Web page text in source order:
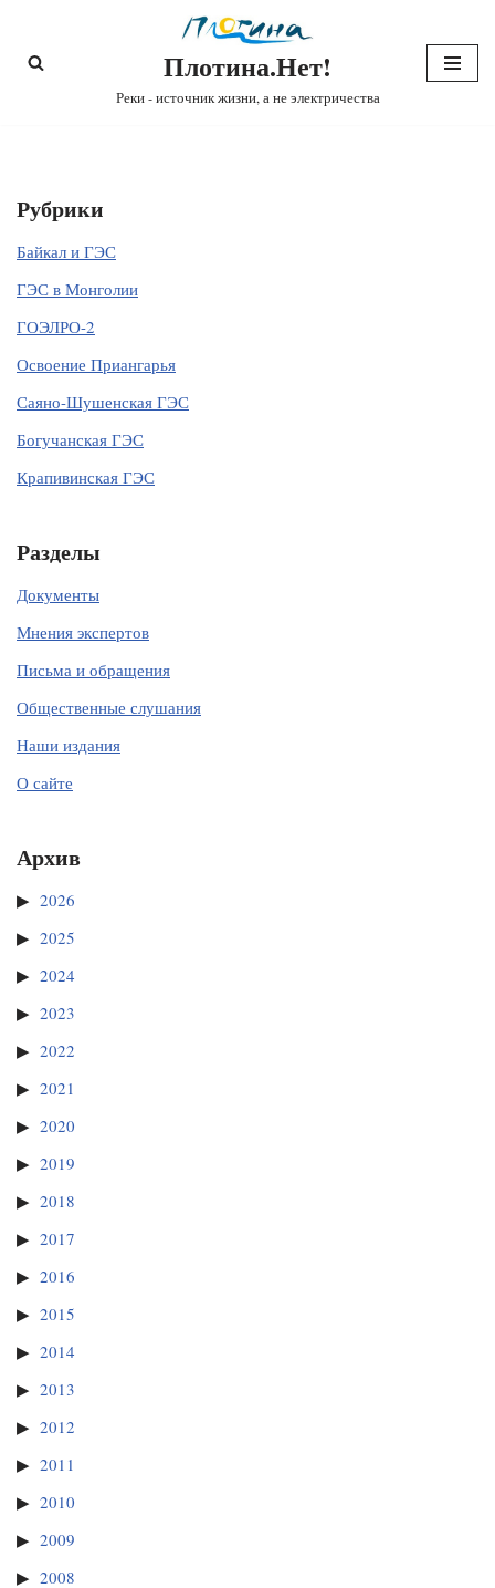
Перейти
Плотина.Нет!
Реки - источник жизни, а не электричества
Рубрики
Байкал и ГЭС
ГЭС в Монголии
ГОЭЛРО-2
Освоение Приангарья
Саяно-Шушенская ГЭС
Богучанская ГЭС
Крапивинская ГЭС
Разделы
Документы
Мнения экспертов
Письма и обращения
Общественные слушания
Наши издания
О сайте
Архив
2026
2025
2024
2023
2022
2021
2020
2019
2018
2017
2016
2015
2014
2013
2012
2011
2010
2009
2008